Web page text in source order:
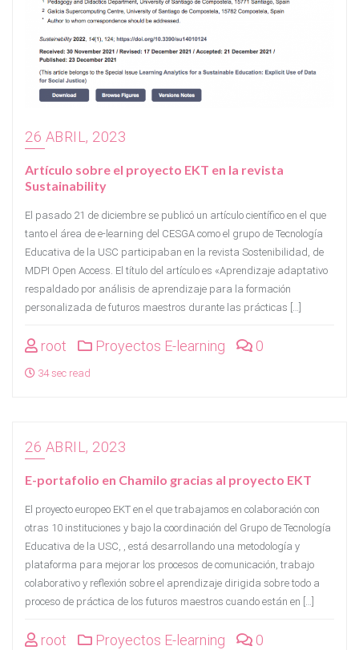
26 ABRIL, 2023
Artículo sobre el proyecto EKT en la revista
Sustainability
El pasado 21 de diciembre se publicó un artículo científico en el que
tanto el área de e-learning del CESGA como el grupo de Tecnología
Educativa de la USC participaban en la revista Sostenibilidad, de
MDPI Open Access. El título del artículo es «Aprendizaje adaptativo
respaldado por análisis de aprendizaje para la formación
personalizada de futuros maestros durante las prácticas […]
root Proyectos E-learning 0
34 sec read
26 ABRIL, 2023
E-portafolio en Chamilo gracias al proyecto EKT
El proyecto europeo EKT en el que trabajamos en colaboración con
otras 10 instituciones y bajo la coordinación del Grupo de Tecnología
Educativa de la USC, , está desarrollando una metodología y
plataforma para mejorar los procesos de comunicación, trabajo
colaborativo y reflexión sobre el aprendizaje dirigida sobre todo a
proceso de práctica de los futuros maestros cuando están en […]
root Proyectos E-learning 0